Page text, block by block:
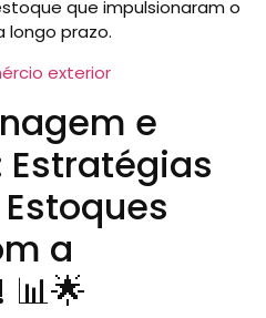
que impulsionaram o
longo prazo.
e
a